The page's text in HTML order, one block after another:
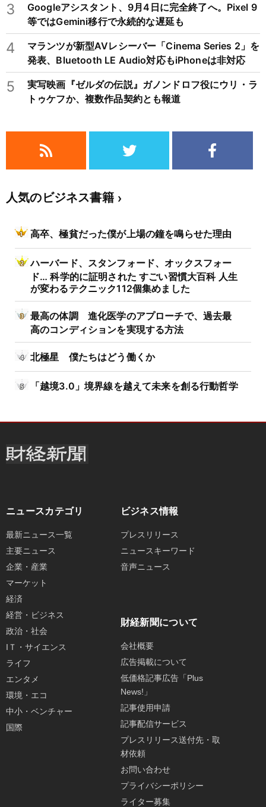
3
Googleアシスタント、9月4日に完全終了へ。Pixel 9
等ではGemini移行で永続的な遅延も
4
マランツが新型AVレシーバー「Cinema Series 2」を
発表、Bluetooth LE Audio対応もiPhoneは非対応
5
実写映画『ゼルダの伝説』ガノンドロフ役にウリ・ラ
トゥケフか、複数作品契約とも報道
人気のビジネス書籍
高卒、極貧だった僕が上場の鐘を鳴らせた理由
ハーバード、スタンフォード、オックスフォー
ド… 科学的に証明された すごい習慣大百科 人生
が変わるテクニック112個集めました
最高の体調 進化医学のアプローチで、過去最
高のコンディションを実現する方法
北極星 僕たちはどう働くか
「越境3.0」境界線を越えて未来を創る行動哲学
ニュースカテゴリ
最新ニュース一覧
主要ニュース
企業・産業
マーケット
経済
経営・ビジネス
政治・社会
IＴ・サイエンス
ライフ
エンタメ
環境・エコ
中小・ベンチャー
国際
ビジネス情報
プレスリリース
ニュースキーワード
音声ニュース
財経新聞について
会社概要
広告掲載について
低価格記事広告「Plus
News!」
記事使用申請
記事配信サービス
プレスリリース送付先・取
材依頼
お問い合わせ
プライバシーポリシー
ライター募集